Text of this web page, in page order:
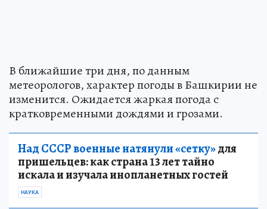
В ближайшие три дня, по данным
метеорологов, характер погоды в Башкирии не
изменится. Ожидается жаркая погода с
кратковременными дождями и грозами.
Над СССР военные натянули «сетку»для
пришельцев: как страна 13 лет тайно
искала и изучала инопланетных гостей
НАУКА